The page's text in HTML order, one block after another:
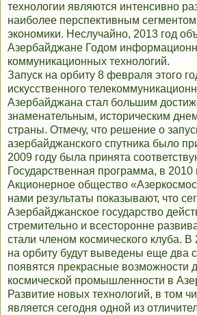
технологии являются интенсивно
наиболее перспективным
экономики. Неслучайно, 2013 год
Азербайджане Годом
коммуникационных технологий.
Запуск на орбиту 8 февраля этого
искусственного
Азербайджана стал большим
знаменательным, историческим
страны. Отмечу, что решение о
азербайджанского спутника было
2009 году была принята
Государственная программа, в 2010
Акционерное общество
нами результаты показывают, что
Азербайджанское государство
стремительно и всесторонне
стали членом космического клуба. В
на орбиту будут выведены еще два
появятся прекрасные возможности
космической промышленности в
Развитие новых технологий, в том
является сегодня одной из